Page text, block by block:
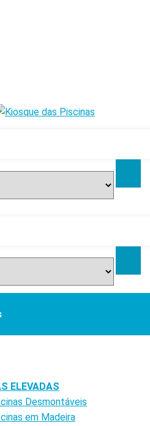
ELEVADAS
Desmontáveis
em Madeira